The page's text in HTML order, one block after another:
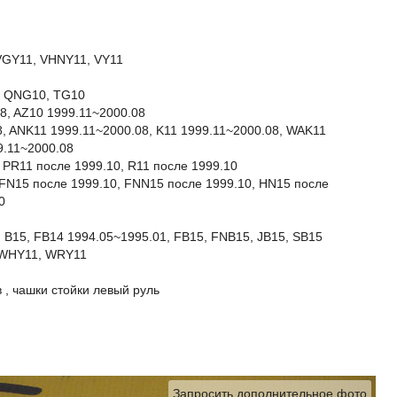
VHNY11, VY11
TG10
AZ10 1999.11~2000.08
ANK11 1999.11~2000.08, K11 1999.11~2000.08, WAK11
после 1999.10, R11 после 1999.10
после 1999.10, FNN15 после 1999.10, HN15 после
FB14 1994.05~1995.01, FB15, FNB15, JB15, SB15
WRY11
чашки стойки левый руль
Запросить дополнительное фото